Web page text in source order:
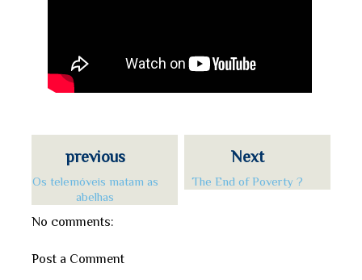
Next
The End of Poverty ?
previous
Os telemóveis matam as
abelhas
No comments:
Post a Comment